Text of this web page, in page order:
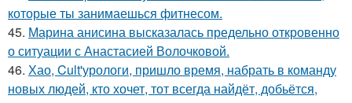
которые ты занимаешься фитнесом.
45. Марина анисина высказалась предельно откровенно
о ситуации с Анастасией Волочковой.
46. Хао, Cult'урологи, пришло время, набрать в команду
новых людей, кто хочет, тот всегда найдёт, добьётся,